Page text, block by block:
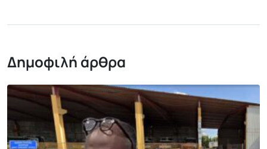
Δημοφιλή άρθρα